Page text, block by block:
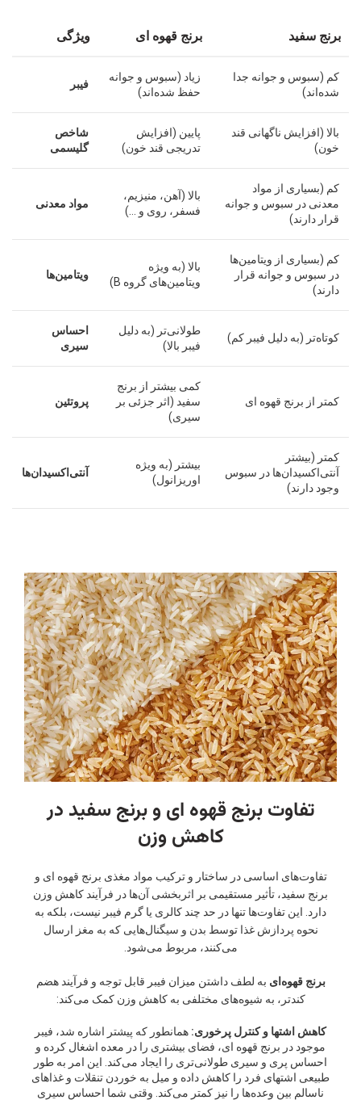
ویژگی برنج قهوه ای برنج سفید
فیبر
زیاد (سبوس و جوانه
حفظ شده‌اند)
کم (سبوس و جوانه جدا
شده‌اند)
شاخص
گلیسمی
پایین (افزایش
تدریجی قند خون)
بالا (افزایش ناگهانی قند
خون)
مواد معدنی
بالا (آهن، منیزیم،
فسفر، روی و …)
کم (بسیاری از مواد
معدنی در سبوس و جوانه
قرار دارند)
ویتامین‌ها
بالا (به ویژه
ویتامین‌های گروه B)
کم (بسیاری از ویتامین‌ها
در سبوس و جوانه قرار
دارند)
احساس
سیری
طولانی‌تر (به دلیل
فیبر بالا)
کوتاه‌تر (به دلیل فیبر کم)
پروتئین
کمی بیشتر از برنج
سفید (اثر جزئی بر
سیری)
کمتر از برنج قهوه ای
آنتی‌اکسیدان‌ها
بیشتر (به ویژه
اوریزانول)
کمتر (بیشتر
آنتی‌اکسیدان‌ها در سبوس
وجود دارند)
تفاوت برنج قهوه ای و برنج سفید در
کاهش وزن
تفاوت‌های اساسی در ساختار و ترکیب مواد مغذی برنج قهوه ای و
برنج سفید، تأثیر مستقیمی بر اثربخشی آن‌ها در فرآیند کاهش وزن
دارد. این تفاوت‌ها تنها در حد چند کالری یا گرم فیبر نیست، بلکه به
نحوه پردازش غذا توسط بدن و سیگنال‌هایی که به مغز ارسال
می‌کنند، مربوط می‌شود.
برنج قهوه‌ای به لطف داشتن میزان فیبر قابل توجه و فرآیند هضم
کندتر، به شیوه‌های مختلفی به کاهش وزن کمک می‌کند:
کاهش اشتها و کنترل پرخوری: همانطور که پیشتر اشاره شد، فیبر
موجود در برنج قهوه ای، فضای بیشتری را در معده اشغال کرده و
احساس پری و سیری طولانی‌تری را ایجاد می‌کند. این امر به طور
طبیعی اشتهای فرد را کاهش داده و میل به خوردن تنقلات و غذاهای
ناسالم بین وعده‌ها را نیز کمتر می‌کند. وقتی شما احساس سیری